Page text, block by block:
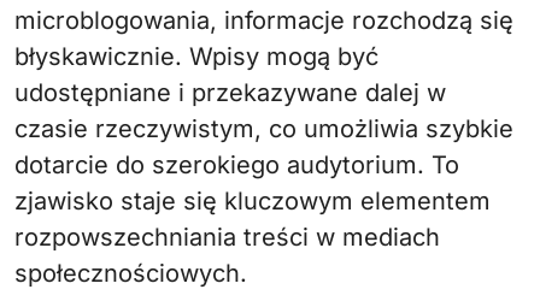
microblogowania, informacje rozchodzą się
błyskawicznie. Wpisy mogą być
udostępniane i przekazywane dalej w
czasie rzeczywistym, co umożliwia szybkie
dotarcie do szerokiego audytorium. To
zjawisko staje się kluczowym elementem
rozpowszechniania treści w mediach
społecznościowych.